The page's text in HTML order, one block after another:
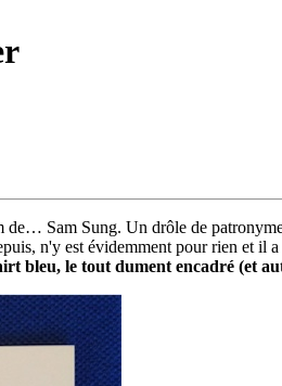
Sam Sung. Un drôle de
n'y est évidemment pour rien et il
bleu, le tout dument encadré (et